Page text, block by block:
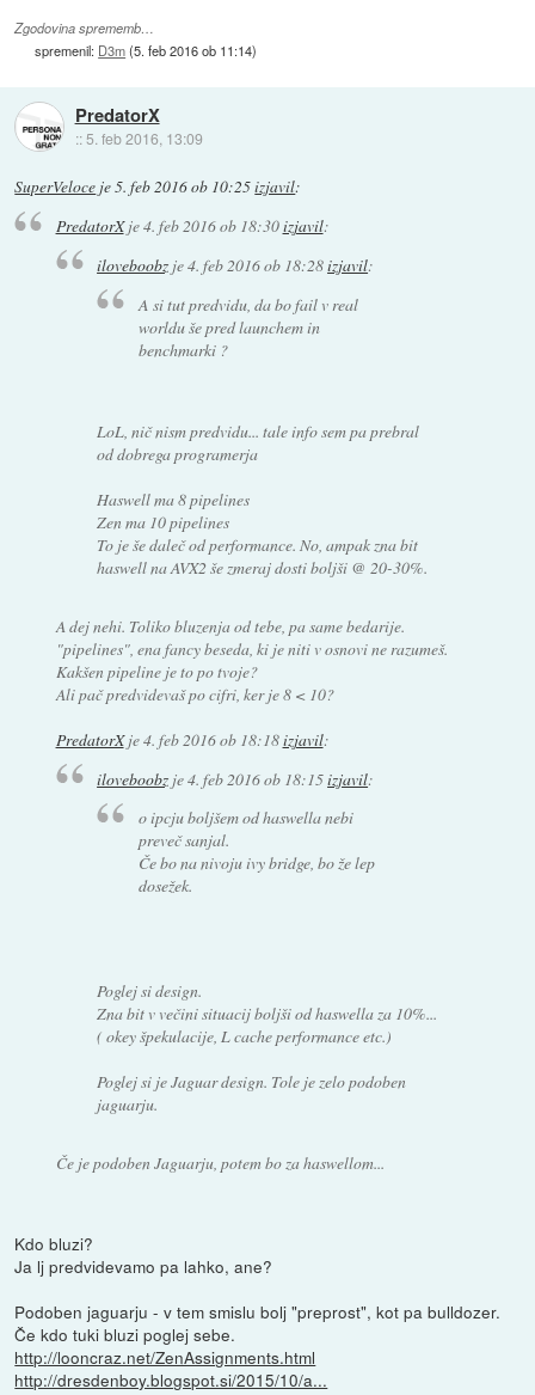
Zgodovina sprememb…
spremenil: D3m(5. feb 2016 ob 11:14)
PredatorX
:: 5. feb 2016, 13:09
SuperVeloce je5. feb 2016 ob 10:25izjavil:
PredatorXje4. feb 2016 ob 18:30izjavil:
iloveboobz je4. feb 2016 ob 18:28izjavil:
A si tut predvidu, da bo fail v real
worldu še pred launchem in
benchmarki ?
LoL, nič nism predvidu... tale info sem pa prebral
od dobrega programerja
Haswell ma 8 pipelines
Zen ma 10 pipelines
To je še daleč od performance. No, ampak zna bit
haswell na AVX2 še zmeraj dosti boljši @ 20-30%.
A dej nehi. Toliko bluzenja od tebe, pa same bedarije.
"pipelines", ena fancy beseda, ki je niti v osnovi ne razumeš.
Kakšen pipeline je to po tvoje?
Ali pač predvidevaš po cifri, ker je 8 < 10?
PredatorXje4. feb 2016 ob 18:18izjavil:
iloveboobz je4. feb 2016 ob 18:15izjavil:
o ipcju boljšem od haswella nebi
preveč sanjal.
Če bo na nivoju ivy bridge, bo že lep
dosežek.
Poglej si design.
Zna bit v večini situacij boljši od haswella za 10%...
( okey špekulacije, L cache performance etc.)
Poglej si je Jaguar design. Tole je zelo podoben
jaguarju.
Če je podoben Jaguarju, potem bo za haswellom...
Kdo bluzi?
Ja lj predvidevamo pa lahko, ane?
Podoben jaguarju - v tem smislu bolj "preprost", kot pa bulldozer.
Če kdo tuki bluzi poglej sebe.
http://looncraz.net/ZenAssignments.html
http://dresdenboy.blogspot.si/2015/10/a...